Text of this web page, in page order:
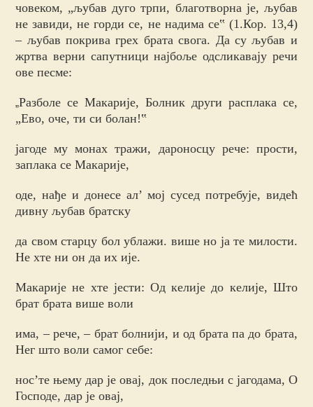
човеком, „љубав дуго трпи, благотворна је, љубав
не завиди, не горди се, не надима се‟ (1.Кор. 13,4)
– љубав покрива грех брата свога. Да су љубав и
жртва верни сапутници најбоље одсликавају речи
ове песме:
„Разболе се Макарије, Болник други расплака се,
„Ево, оче, ти си болан!‟
јагоде му монах тражи, дароносцу рече: прости,
заплака се Макарије,
оде, нађе и донесе ал’ мој сусед потребује, видећ
дивну љубав братску
да свом старцу бол ублажи. више но ја те милости.
Не хте ни он да их ије.
Макарије не хте јести: Од келије до келије, Што
брат брата више воли
има, – рече, – брат болнији, и од брата па до брата,
Нег што воли самог себе:
нос’те њему дар је овај, док последњи с јагодама, О
Господе, дар је овај,